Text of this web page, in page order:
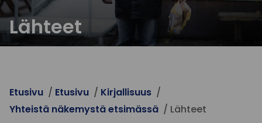
Lähteet
Etusivu Etusivu
Kirjallisuus
Yhteistä näkemystä etsimässä
Lähteet